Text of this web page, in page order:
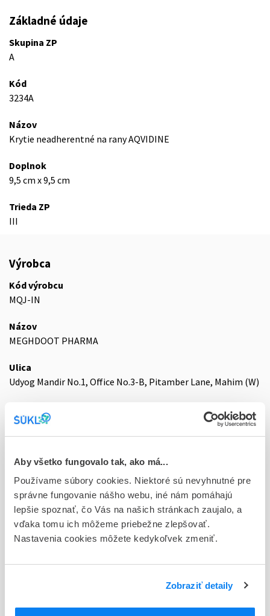
Aby všetko fungovalo tak, ako má...
Používame súbory cookies. Niektoré sú nevyhnutné pre
správne fungovanie nášho webu, iné nám pomáhajú
lepšie spoznať, čo Vás na našich stránkach zaujalo, a
vďaka tomu ich môžeme priebežne zlepšovať.
Nastavenia cookies môžete kedykoľvek zmeniť.
Zobraziť detaily
Základné údaje
Skupina ZP
A
Kód
3234A
Názov
Krytie neadherentné na rany AQVIDINE
Doplnok
9,5 cm x 9,5 cm
Trieda ZP
III
Výrobca
Kód výrobcu
MQJ-IN
Názov
MEGHDOOT PHARMA
Ulica
Udyog Mandir No.1, Office No.3-B, Pitamber Lane, Mahim (W)
Mumbai
400016
Krajina
India
Splnomocnenec